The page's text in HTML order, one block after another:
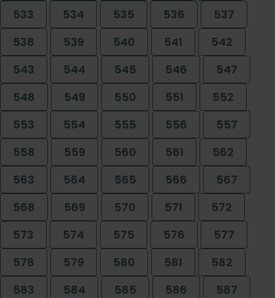
533
534 535 536
537
538
539 540 541
542
543
544 545 546
547
548
549 550 551
552
553
554 555 556
557
558
559 560 561
562
563
564 565 566
567
568
569 570 571
572
573
574 575 576
577
578
579 580 581
582
583
584 585 586
587